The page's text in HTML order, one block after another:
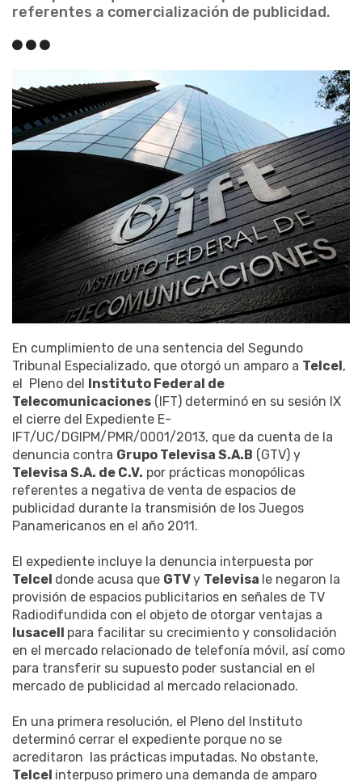
referentes a comercialización de publicidad.
En cumplimiento de una sentencia del Segundo
Tribunal Especializado, que otorgó un amparo a Telcel,
el Pleno del Instituto Federal de
Telecomunicaciones (IFT) determinó en su sesión IX
el cierre del Expediente E-
IFT/UC/DGIPM/PMR/0001/2013, que da cuenta de la
denuncia contra Grupo Televisa S.A.B (GTV) y
Televisa S.A. de C.V. por prácticas monopólicas
referentes a negativa de venta de espacios de
publicidad durante la transmisión de los Juegos
Panamericanos en el año 2011.
El expediente incluye la denuncia interpuesta por
Telcel donde acusa que GTVy Televisa le negaron la
provisión de espacios publicitarios en señales de TV
Radiodifundida con el objeto de otorgar ventajas a
Iusacell para facilitar su crecimiento y consolidación
en el mercado relacionado de telefonía móvil, así como
para transferir su supuesto poder sustancial en el
mercado de publicidad al mercado relacionado.
En una primera resolución, el Pleno del Instituto
determinó cerrar el expediente porque no se
acreditaron las prácticas imputadas. No obstante,
Telcel interpuso primero una demanda de amparo